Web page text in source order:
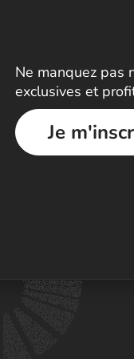
Ne manquez pas
exclusives et
Je